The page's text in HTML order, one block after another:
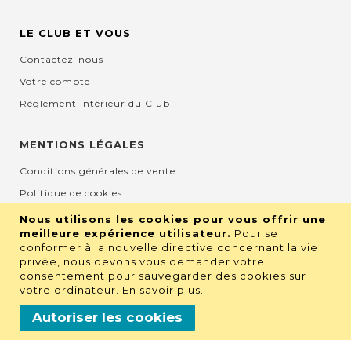
Nous utilisons les cookies pour vous offrir une
meilleure expérience utilisateur. Pour se
conformer à la nouvelle directive concernant la vie
privée, nous devons vous demander votre
consentement pour sauvegarder des cookies sur
votre ordinateur. En savoir plus
Autoriser les cookies
LE CLUB ET VOUS
Contactez-nous
Votre compte
Règlement intérieur du Club
MENTIONS LÉGALES
Conditions générales de vente
Politique de cookies
Mentions légales et CGU
Protection de la vie privée
RETROUVEZ NOUS SUR LES RÉSEAUX